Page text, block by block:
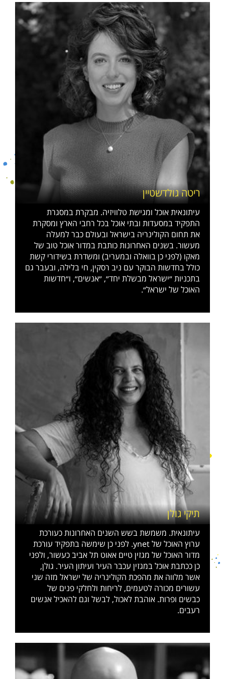
ריטה גולדשטיין
עיתונאית אוכל ומגישת טלוויזיה. מבקרת במסגרת
התפקיד במסעדות ובתי אוכל בכל רחבי הארץ ומסקרת
את תחום הקולינריה בישראל ובעולם כבר למעלה
מעשור. בשנים האחרונות כותבת במדור אוכל טוב של
מאקו (לפני כן בוואלה ובמעריב) ומשדרת בשידורי קשת
כולל בחדשות הבוקר עם ניב רסקין, חי בלילה, ובעבר גם
בתכניות ״ישראל מבשלת יחד״, ״אנשים״, ו״חדשות
האוכל של ישראל״.
תיקי גולן
עיתונאית. משמשת בשש השנים האחרונות כעורכת
ערוץ האוכל של ynet. לפני כן שימשה בתפקיד עורכת
מדור האוכל של מגזין טיים אאוט תל אביב כעשור, ולפני
כן ככתבת אוכל במגזין עכבר העיר ועיתון העיר. גולן,
אשר מלווה את מהפכת הקולינריה של ישראל מזה שני
עשורים מכורה לטעמים, לריחות ולחלקי פנים של
כבשים ופרות. אוהבת לאכול, לבשל וגם להאכיל אנשים
רעבים.